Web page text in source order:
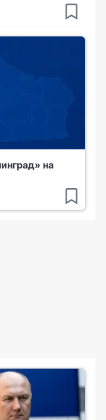
на